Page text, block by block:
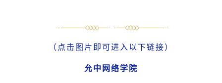
（点击图片即可进入以下链接）
允中网络学院